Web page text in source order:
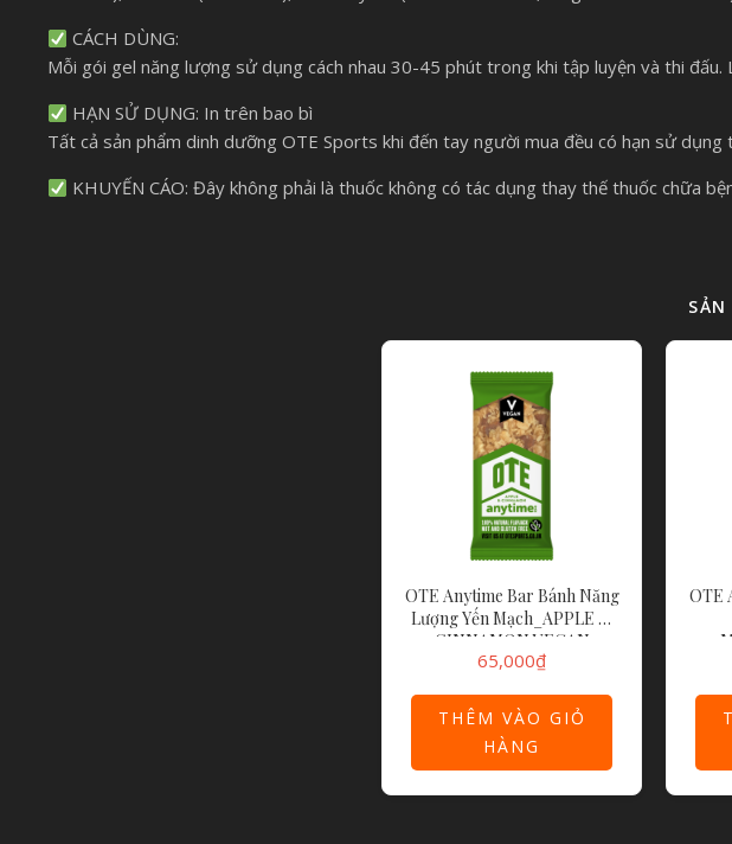
CÁCH DÙNG:
Mỗi gói gel năng lượng sử dụng cách nhau 30-45 phút trong khi tập luyện và thi
HẠN SỬ DỤNG: In trên bao bì
Tất cả sản phẩm dinh dưỡng OTE Sports khi đến tay người mua đều có hạn sử dụng
KHUYẾN CÁO: Đây không phải là thuốc không có tác dụng thay thế thuốc chữa
OTE Anytime Bar Bánh Năng
Lượng Yến Mạch_APPLE &
CINNAMON VEGAN
ANYTIME BAR
65,000₫
THÊM VÀO GIỎ
HÀNG
OTE